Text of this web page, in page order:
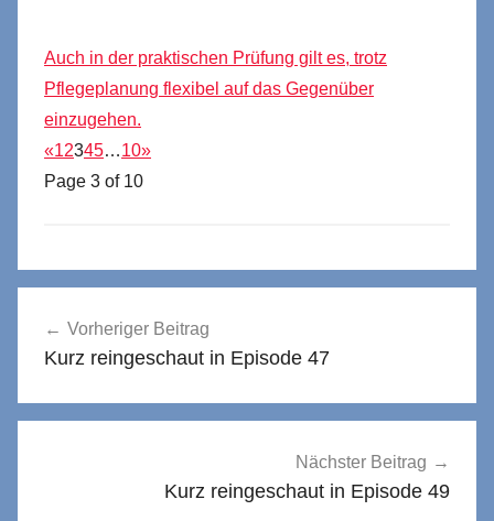
Auch in der praktischen Prüfung gilt es, trotz
Pflegeplanung flexibel auf das Gegenüber
einzugehen.
«12345…10»
Page 3 of 10
Vorheriger Beitrag
Kurz reingeschaut in Episode 47
Nächster Beitrag
Kurz reingeschaut in Episode 49